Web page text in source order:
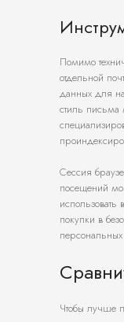
Помимо
отдельной
данных для
стиль письма
Сессия
посещений
покупки в
Чтобы лучше